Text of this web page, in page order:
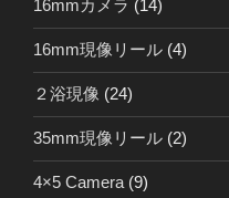
16mmカメラ (14)
16mm現像リール (4)
２浴現像 (24)
35mm現像リール (2)
4×5 Camera (9)